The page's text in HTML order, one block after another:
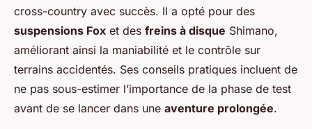
cross-country avec succès. Il a opté pour des
suspensions Fox et des freins à disque Shimano,
améliorant ainsi la maniabilité et le contrôle sur
terrains accidentés. Ses conseils pratiques incluent de
ne pas sous-estimer l’importance de la phase de test
avant de se lancer dans une aventure prolongée.